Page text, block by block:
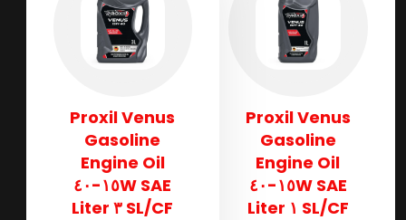
Proxil Venus
Gasoline
Engine Oil
SAE ١٥W-٤٠
SL/CF ١ Liter
Proxil Venus
Gasoline
Engine Oil
SAE ١٥W-٤٠
SL/CF ٣ Liter